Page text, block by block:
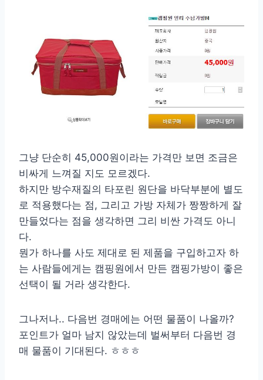
그냥 단순히 45,000원이라는 가격만 보면 조금은
비싸게 느껴질 지도 모르겠다.
하지만 방수재질의 타포린 원단을 바닥부분에 별도
로 적용했다는 점, 그리고 가방 자체가 짱짱하게 잘
만들었다는 점을 생각하면 그리 비싼 가격도 아니
다.
뭔가 하나를 사도 제대로 된 제품을 구입하고자 하
는 사람들에게는 캠핑원에서 만든 캠핑가방이 좋은
선택이 될 거라 생각한다.
그나저나.. 다음번 경매에는 어떤 물품이 나올까?
포인트가 얼마 남지 않았는데 벌써부터 다음번 경
매 물품이 기대된다. ㅎㅎㅎ